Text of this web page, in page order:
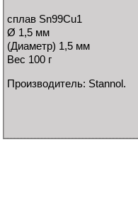
сплав Sn99Cu1
Ø 1,5 мм
(Диаметр) 1,5 мм
Вес 100 г
Производитель: Stannol.